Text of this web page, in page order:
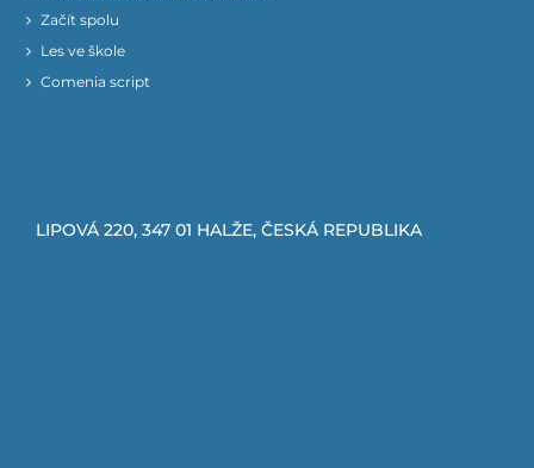
Začít spolu
Les ve škole
Comenia script
LIPOVÁ 220, 347 01 HALŽE, ČESKÁ REPUBLIKA